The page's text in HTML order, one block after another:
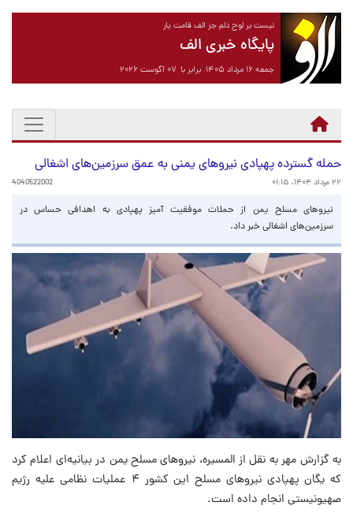
نیست بر لوح دلم جز الف قامت یار
پایگاه خبری الف
جمعه ۱۶ مرداد ۱۴۰۵ برابر با ۰۷ آگوست ۲۰۲۶
حمله گسترده پهپادی نیروهای یمنی به عمق سرزمین‌های اشغالی
۲۲ مرداد ۱۴۰۴، ۰۱:۱۵ 4040522002
نیروهای مسلح یمن از حملات موفقیت آمیز پهپادی به اهدافی حساس در
سرزمین‌های اشغالی خبر داد.
به گزارش مهر به نقل از المسیره، نیروهای مسلح یمن در بیانیه‌ای اعلام کرد
که یگان پهپادی نیروهای مسلح این کشور ۴ عملیات نظامی علیه رژیم
صهیونیستی انجام داده است.